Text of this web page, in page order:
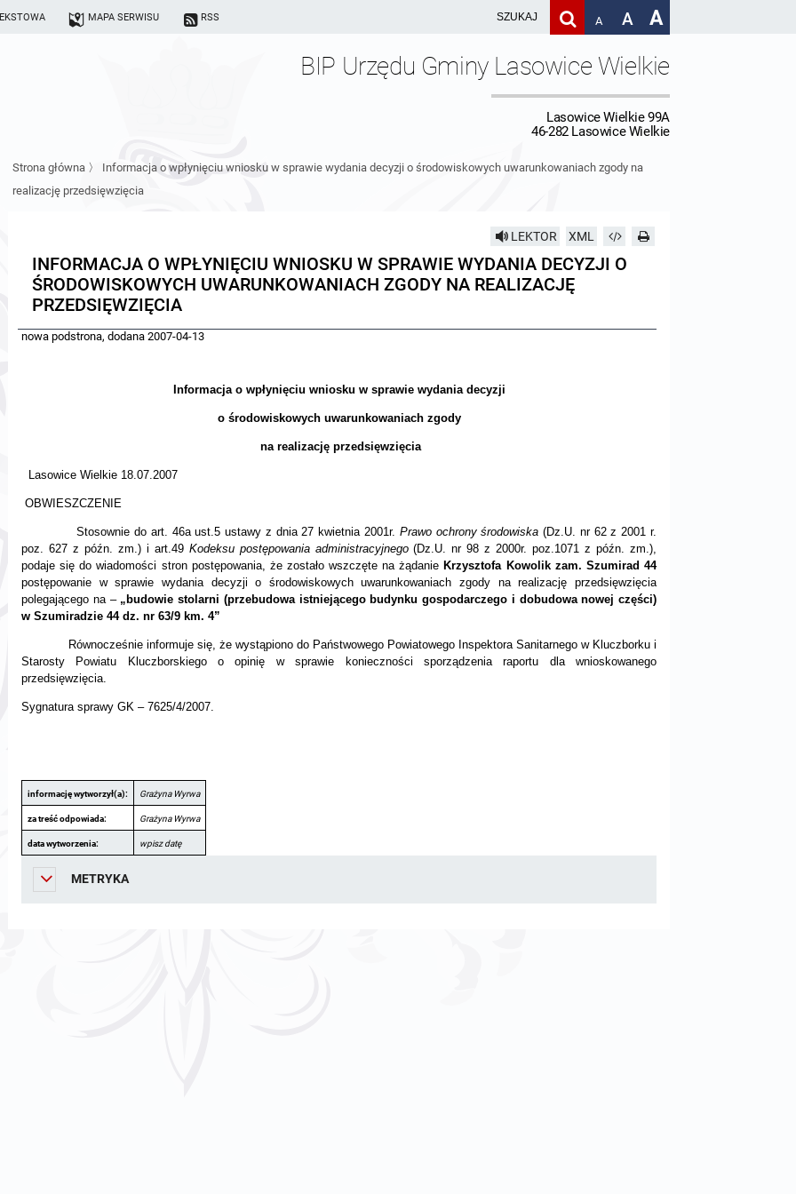
MAPA SERWISU RSS A A A
BIP Urzędu Gminy Lasowice Wielkie
Lasowice Wielkie 99A
46-282 Lasowice Wielkie
Strona główna 〉 Informacja o wpłynięciu wniosku w sprawie wydania decyzji o środowiskowych uwarunkowaniach zgody na
realizację przedsięwzięcia
LEKTOR XML
INFORMACJA O WPŁYNIĘCIU WNIOSKU W SPRAWIE WYDANIA DECYZJI O
ŚRODOWISKOWYCH UWARUNKOWANIACH ZGODY NA REALIZACJĘ
PRZEDSIĘWZIĘCIA
nowa podstrona, dodana 2007-04-13
Informacja o wpłynięciu wniosku w sprawie wydania decyzji
o środowiskowych uwarunkowaniach zgody
na realizację przedsięwzięcia
Lasowice Wielkie 18.07.2007
OBWIESZCZENIE
Stosownie do art. 46a ust.5 ustawy z dnia 27 kwietnia 2001r. Prawo ochrony środowiska (Dz.U. nr 62 z 2001 r.
poz. 627 z późn. zm.) i art.49 Kodeksu postępowania administracyjnego(Dz.U. nr 98 z 2000r. poz.1071 z późn. zm.),
podaje się do wiadomości stron postępowania, że zostało wszczęte na żądanie Krzysztofa Kowolik zam. Szumirad 44
postępowanie w sprawie wydania decyzji o środowiskowych uwarunkowaniach zgody na realizację przedsięwzięcia
polegającego na – „budowie stolarni (przebudowa istniejącego budynku gospodarczego i dobudowa nowej części)
w Szumiradzie 44 dz. nr 63/9 km. 4”
Równocześnie informuje się, że wystąpiono do Państwowego Powiatowego Inspektora Sanitarnego w Kluczborku i
Starosty Powiatu Kluczborskiego o opinię w sprawie konieczności sporządzenia raportu dla wnioskowanego
przedsięwzięcia.
Sygnatura sprawy GK – 7625/4/2007.
informację wytworzył(a): Grażyna Wyrwa
za treść odpowiada: Grażyna Wyrwa
data wytworzenia: wpisz datę
METRYKA